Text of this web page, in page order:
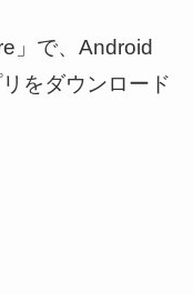
」で、Android
をダウンロード